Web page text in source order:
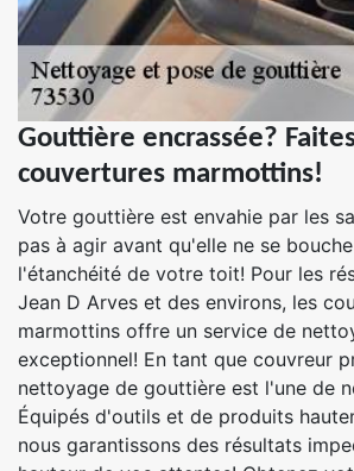
Gouttière encrassée?
couvertures marmottins!
Votre gouttière est envahie par les
pas à agir avant qu'elle ne se
l'étanchéité de votre toit! Pour les
Jean D Arves et des environs, les
marmottins offre un service de
exceptionnel! En tant que couvreur
nettoyage de gouttière est l'une de
Équipés d'outils et de produits
nous garantissons des résultats